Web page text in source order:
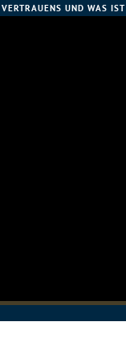
UND WAS IST